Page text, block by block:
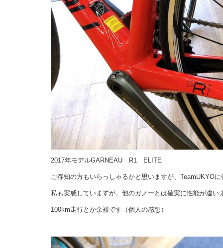
2017年モデルGARNEAU R1 ELITE
ご存知の方もいらっしゃるかと思いますが、TeamUKYO
私も実感していますが、他のガノーとは確実に性能が違い
100km走行とか余裕です（個人の感想）